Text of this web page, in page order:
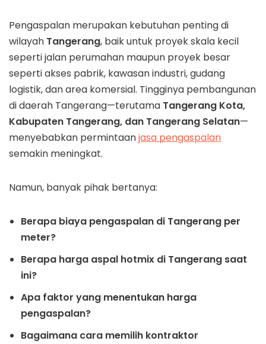
Pengaspalan merupakan kebutuhan penting di
wilayah Tangerang, baik untuk proyek skala kecil
seperti jalan perumahan maupun proyek besar
seperti akses pabrik, kawasan industri, gudang
logistik, dan area komersial. Tingginya pembangunan
di daerah Tangerang—terutama Tangerang Kota,
Kabupaten Tangerang, dan Tangerang Selatan—
menyebabkan permintaanjasa pengaspalan
semakin meningkat.
Namun, banyak pihak bertanya:
Berapa biaya pengaspalan di Tangerang per
meter?
Berapa harga aspal hotmix di Tangerang saat
ini?
Apa faktor yang menentukan harga
pengaspalan?
Bagaimana cara memilih kontraktor